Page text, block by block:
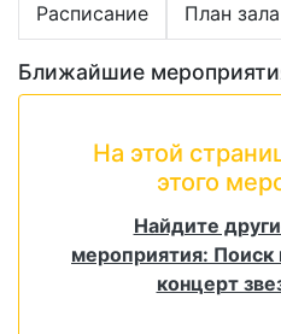
Расписание План зала
Ближайшие
На этой
этого
Найдите
мероприятия: Поиск
концерт